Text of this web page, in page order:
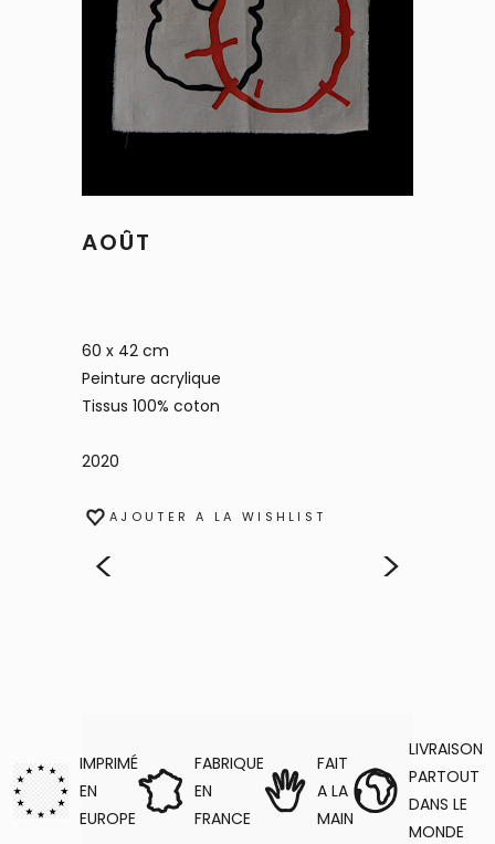
AOÛT
60 x 42 cm
Peinture acrylique
Tissus 100% coton
2020
AJOUTER A LA WISHLIST
>
<
IMPRIMÉ
EN
EUROPE
FABRIQUE
EN
FRANCE
FAIT
A LA
MAIN
LIVRAISON
PARTOUT
DANS LE
MONDE